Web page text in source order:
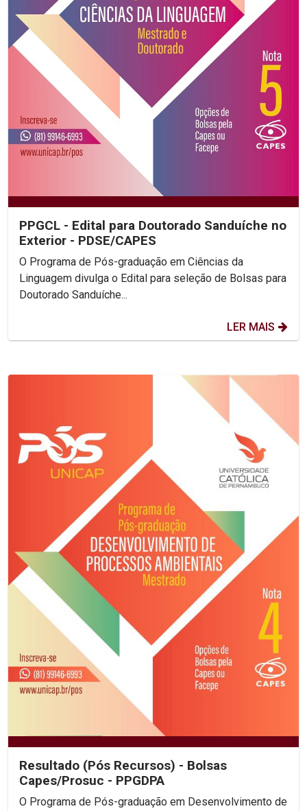
PPGCL - Edital para Doutorado Sanduíche no
Exterior - PDSE/CAPES
O Programa de Pós-graduação em Ciências da
Linguagem divulga o Edital para seleção de Bolsas para
Doutorado Sanduíche...
LER MAIS
Resultado (Pós Recursos) - Bolsas
Capes/Prosuc - PPGDPA
O Programa de Pós-graduação em Desenvolvimento de